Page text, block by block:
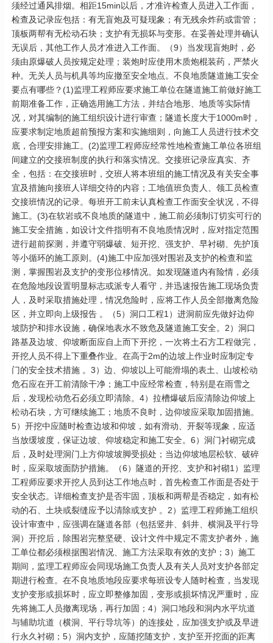
须经过通风排烟。相距15min以后，才准许检查人员进入工作面，
检查及记录应包括：有无盲炮及可疑现象；有无残余炸药或雷管；
顶板两帮有无松动石块；支护有无损坏与变形。在妥善处理并确认
无误后，其他工作人员才准进入工作面。（9）当发现盲炮时，必
须由原爆破人员按规定处理；装炮时应使用木质炮棍装药，严禁火
种。无关人员与机具等均应撤至安全地点。不良地质隧道施工安全
要点有哪些？(1)监理工程师应要求施工单位在隧道施工前做好施工
前期准备工作，正确选用施工方法，并结合地形、地质等实际情
况，对其编制的施工组织设计进行审查；隧道长度大于1000m时，
应要求制定地质超前预报方案和实施细则，向施工人员进行技术交
底，合理安排施工。(2)监理工程师应经常性地检查施工单位各班组
间建立的交接班制度的执行和落实情况。交接班记录应真实、齐
全，包括：在交接班时，交班人将本班组的施工情况及有关安全事
宜及措施向接班人详细交待的内容；工地值班负责人、领工员检查
交接班情况的记录。每班开工前未认真检查工作面安全状况，不得
施工。(3)在软岩或不良地质的隧道中，施工前必须制订切实可行的
施工安全措施，如设计文件指明有不良地质情况时，应对指定范围
进行超前探测，并遵守弱爆破、短开挖、强支护、早衬砌、先护顶
等小循环的施工原则。(4)施工中应加强对围岩及支护的检查和监
测，掌握围岩及支护的变形位移情况。如发现隧道内有险情，必须
在危险地段设置明显标志或派专人看守，并迅速报告施工现场负责
人，及时采取措施处理，情况危险时，应将工作人员全部撤离危险
区，并立即向上级报告 。（5）洞口工程1）进洞前应先做好边仰
坡防护和排水设施，确保地表水不致危及隧道施工安全。2）洞口
路基及边坡、仰坡断面应自上而下开挖，一次将土石方工程做完，
开挖人员不得上下重叠作业。在高于2m的边坡上作业时应制定专
门的安全技术措施 。3）边、仰坡以上可能滑塌的表土、山坡松动
危石应在开工前清除干净；施工中应经常检查，特别是在雨雪之
后，发现松动危石必须立即清除。4）拉槽爆破后应清除边仰坡上
松动石块，方可继续施工；地质不良时，边仰坡应采取加固措施。
5）开挖中应随时检查边坡和仰坡，如有滑动、开裂等现象，应适
当放缓坡度，保证边坡、仰坡稳定和施工安全。6）洞门衬砌完成
后，及时处理洞门上方仰坡坡脚受损处；当边仰坡地层松软、破碎
时，应采取坡面防护措施。（6）隧道的开挖、支护和衬砌1）监理
工程师应要求开挖人员到达工作地点时，首先检查工作面是否处于
安全状态。详细检查支护是否牢固，顶板和两帮是否稳定，如有松
动的石、土块或裂缝应予以清除或支护 。2）监理工程师施工组织
设计审查中，应强调在隧道各部（包括竖井、斜井、横洞及平行导
洞）开挖后，除围岩完整坚硬、设计文件中规定不需支护者外，施
工单位都必须根据围岩情况、施工方法采取有效的支护；3）施工
期间，监理工程师应会同现场施工负责人及有关人员对支护各部定
期进行检查。在不良地质地段应要求每班设专人随时检查，当发现
支护变形或损坏时，应立即整修加固，变形或损坏情况严重时，应
先将施工人员撤离现场，再行加固；4）洞口地段和洞内水平坑道
与辅助坑道（横洞、平行导坑等）的连接处，应加强支护或及早进
行永久衬砌；5）洞内支护，应随挖随支护，支护至开挖面的距离